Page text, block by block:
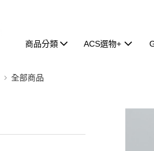
商品分類 ACS選物+
全部商品